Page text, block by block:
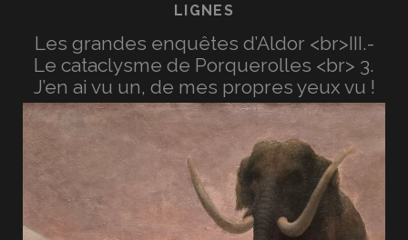
LIGNES
Les grandes enquêtes d’Aldor <br>III.-
Le cataclysme de Porquerolles <br> 3.
J’en ai vu un, de mes propres yeux vu !